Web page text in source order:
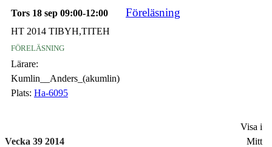
Tors 18 sep 09:00-12:00 Föreläsning
HT 2014 TIBYH,TITEH
föreläsning
Lärare:
Kumlin__Anders_(akumlin)
Plats: Ha-6095
Vecka 39 2014
Visa i
Mitt